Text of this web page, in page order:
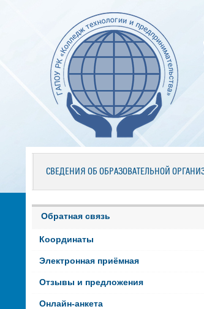
СВЕДЕНИЯ ОБ ОБРАЗОВАТЕЛЬНОЙ
Обратная связь
Координаты
Электронная приёмная
Отзывы и предложения
Онлайн-анкета